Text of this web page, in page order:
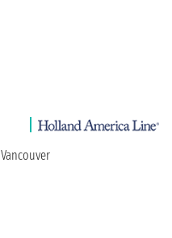
Vancouver